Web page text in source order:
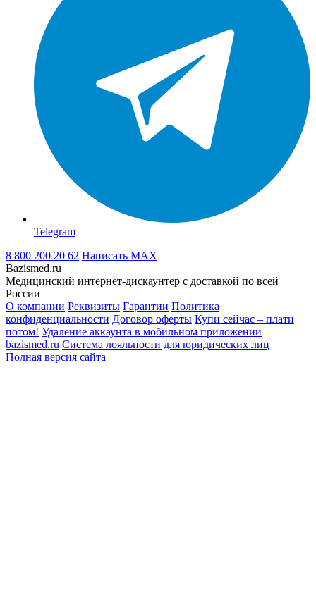
Telegram
8 800 200 20 62 Написать MAX
Bazismed.ru
Медицинский интернет-дискаунтер с доставкой по всей
России
О компании Реквизиты Гарантии Политика
конфиденциальности Договор оферты Купи сейчас – плати
потом! Удаление аккаунта в мобильном приложении
bazismed.ru Система лояльности для юридических лиц
Полная версия сайта